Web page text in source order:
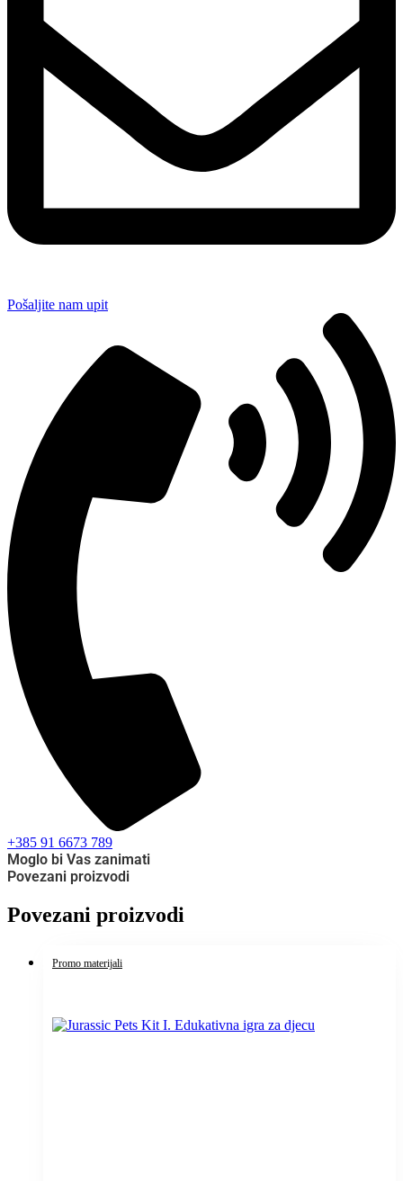
Pošaljite nam upit
+385 91 6673 789
Moglo bi Vas zanimati
Povezani proizvodi
Povezani proizvodi
Promo materijali